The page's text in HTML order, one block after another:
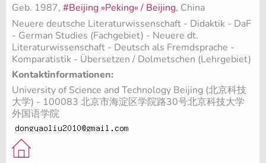
Geb. 1987, #Beijing »Peking« / Beijing, China
Neuere deutsche Literaturwissenschaft - Didaktik - DaF
- German Studies (Fachgebiet) - Neuere dt.
Literaturwissenschaft - Deutsch als Fremdsprache -
Komparatistik - Übersetzen / Dolmetschen (Lehrgebiet)
Kontaktinformationen:
University of Science and Technology Beijing (北京科技
大学) - 100083 北京市海淀区学院路30号北京科技大学
外国语学院